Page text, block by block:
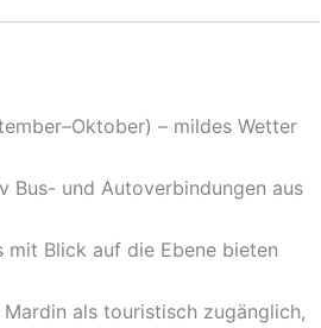
– mildes Wetter
Bus- und Autoverbindungen aus
Blick auf die Ebene bieten
als touristisch zugänglich,